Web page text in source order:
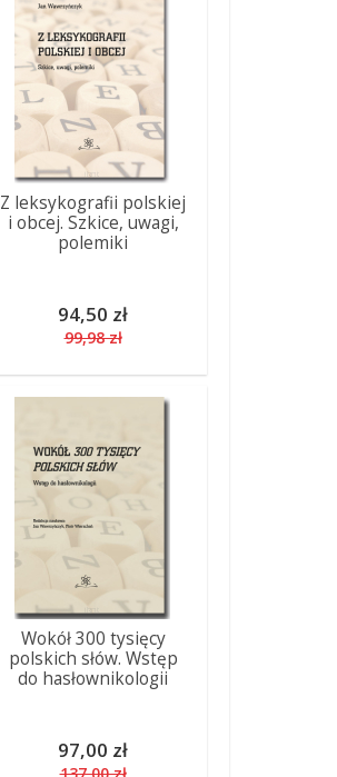
Z leksykografii polskiej
i obcej. Szkice, uwagi,
polemiki
94,50 zł
99,98 zł
Wokół 300 tysięcy
polskich słów. Wstęp
do hasłownikologii
97,00 zł